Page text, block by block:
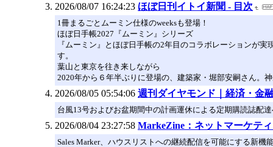
2026/08/07 16:24:23 ほぼ日刊イトイ新聞 - 目次
1冊まるごとムーミン仕様のweeksも登場！
ほぼ日手帳2027『ムーミン』シリーズ
『ムーミン』とほぼ日手帳の2年目のコラボレーションが
す。
葉山と東京を往き来しながら
2020年から６年半ぶりに登場の、建築家・堀部安嗣さん。
2026/08/05 05:54:06 週刊ダイヤモンド｜経済・金
台風13号およびお盆期間中の計画運休による定期購読誌配
2026/08/04 23:27:58 MarkeZine：ネットマーケテ
Sales Marker、ハウスリストへの継続配信を可能にする新機